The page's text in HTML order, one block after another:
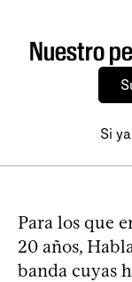
Nuestro
Si
Para los que
20 años,
banda cuyas